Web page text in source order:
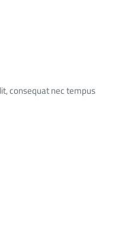
consequat nec tempus